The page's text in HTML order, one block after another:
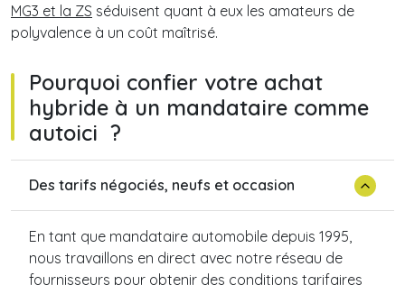
MG3 et la ZS séduisent quant à eux les amateurs de
polyvalence à un coût maîtrisé.
Pourquoi confier votre achat
hybride à un mandataire comme
autoici ?
Des tarifs négociés, neufs et occasion
En tant que mandataire automobile depuis 1995,
nous travaillons en direct avec notre réseau de
fournisseurs pour obtenir des conditions tarifaires